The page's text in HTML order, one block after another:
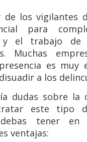
de los vigilantes
para
y el trabajo de
Muchas
es muy
a los
dudas sobre la
este tipo
tener en
ventajas: